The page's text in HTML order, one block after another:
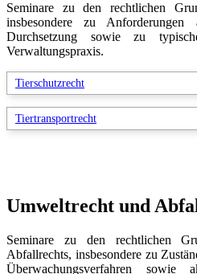
Seminare zu den rechtlichen
insbesondere zu
Durchsetzung sowie zu
Verwaltungspraxis.
Tierschutzrecht
Tiertransportrecht
Umweltrecht und
Seminare zu den rechtlichen
Abfallrechts, insbesondere zu
Überwachungsverfahren sowie